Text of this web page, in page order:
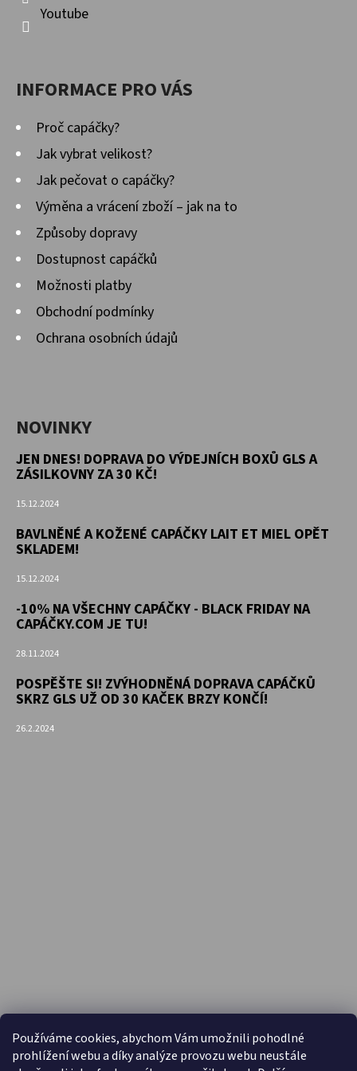
Používáme cookies, abychom Vám umožnili pohodlné
prohlížení webu a díky analýze provozu webu neustále
Youtube
INFORMACE PRO VÁS
Proč capáčky?
Jak vybrat velikost?
Jak pečovat o capáčky?
Výměna a vrácení zboží – jak na to
Způsoby dopravy
Dostupnost capáčků
Možnosti platby
Obchodní podmínky
Ochrana osobních údajů
NOVINKY
JEN DNES! DOPRAVA DO VÝDEJNÍCH BOXŮ GLS A
ZÁSILKOVNY ZA 30 KČ!
15.12.2024
BAVLNĚNÉ A KOŽENÉ CAPÁČKY LAIT ET MIEL OPĚT
SKLADEM!
15.12.2024
-10% NA VŠECHNY CAPÁČKY - BLACK FRIDAY NA
CAPÁČKY.COM JE TU!
28.11.2024
POSPĚŠTE SI! ZVÝHODNĚNÁ DOPRAVA CAPÁČKŮ
SKRZ GLS UŽ OD 30 KAČEK BRZY KONČÍ!
26.2.2024
PŘIJÍMÁME ONLINE PLATBY